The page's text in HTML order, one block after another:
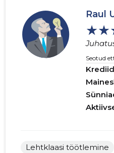
Raul
Seotud
Lehtklaasi töötlemine